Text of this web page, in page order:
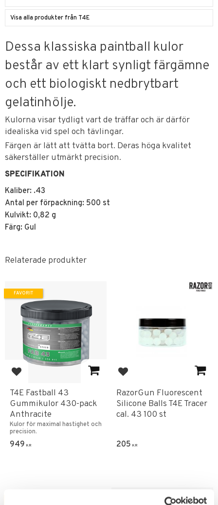
Visa alla produkter från T4E
Dessa klassiska paintball kulor
består av ett klart synligt färgämne
och ett biologiskt nedbrytbart
gelatinhölje.
Kulorna visar tydligt vart de träffar och är därför
idealiska vid spel och tävlingar.
Färgen är lätt att tvätta bort. Deras höga kvalitet
säkerställer utmärkt precision.
SPECIFIKATION
Kaliber: .43
Antal per förpackning: 500 st
Kulvikt: 0,82 g
Färg: Gul
Relaterade produkter
Lägg till i favoriter
T4E Fastball 43
Gummikulor 430-pack
Anthracite
Kulor för maximal hastighet och
precision.
949 KR
FAVORIT
Lägg till i favoriter
RazorGun Fluorescent
Silicone Balls T4E Tracer
cal. 43 100 st
205 KR